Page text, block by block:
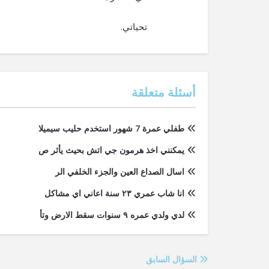
تحياتي.
أسئلة متعلقة
طفلي عمرة 7 شهور استخدم حليب سيميلا
يمكنني اخذ هرمون جي اتش بحيث يأثر ص
اسال الصداع العين والجزء الخلفي الر
انا شاب عمري ٢٣ سنة اعاني اي مشاكل
لدي ولدي عمره ٩ سنوات سقط الارض وتأ
السؤال السابق